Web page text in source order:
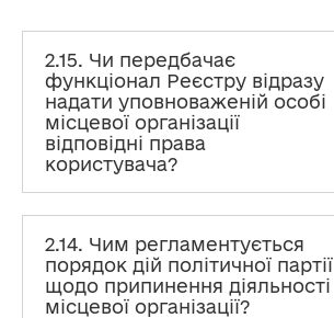
2.15. Чи передбачає
функціонал Реєстру відразу
надати уповноваженій особі
місцевої організації
відповідні права
користувача?
2.14. Чим регламентується
порядок дій політичної партії
щодо припинення діяльності
місцевої організації?